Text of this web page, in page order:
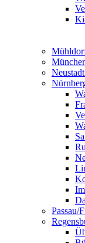
Passau/